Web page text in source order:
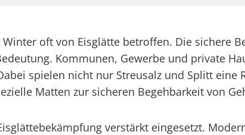
oft von Eisglätte betroffen. Die sichere
Kommunen, Gewerbe und private
spielen nicht nur Streusalz und Splitt eine
Matten zur sicheren Begehbarkeit von
verstärkt eingesetzt.